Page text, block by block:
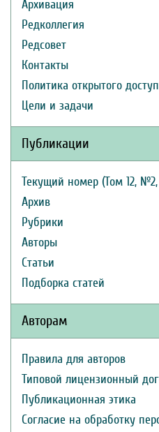
Архивация
Редколлегия
Редсовет
Контакты
Политика открытого
Цели и задачи
Публикации
Текущий номер (Том 12, №2,
Архив
Рубрики
Авторы
Статьи
Подборка статей
Авторам
Правила для авторов
Типовой лицензионный
Публикационная этика
Согласие на обработку